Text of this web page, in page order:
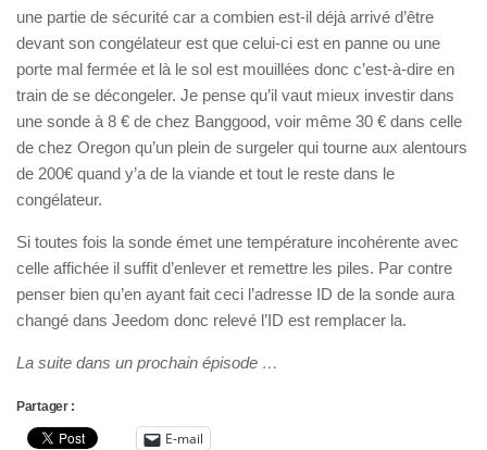
une partie de sécurité car a combien est-il déjà arrivé d’être
devant son congélateur est que celui-ci est en panne ou une
porte mal fermée et là le sol est mouillées donc c’est-à-dire en
train de se décongeler. Je pense qu’il vaut mieux investir dans
une sonde à 8 € de chez Banggood, voir même 30 € dans celle
de chez Oregon qu’un plein de surgeler qui tourne aux alentours
de 200€ quand y’a de la viande et tout le reste dans le
congélateur.
Si toutes fois la sonde émet une température incohérente avec
celle affichée il suffit d’enlever et remettre les piles. Par contre
penser bien qu’en ayant fait ceci l’adresse ID de la sonde aura
changé dans Jeedom donc relevé l’ID est remplacer la.
La suite dans un prochain épisode …
Partager :
E-mail